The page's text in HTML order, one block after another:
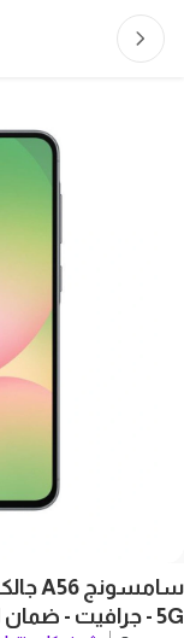
5G - جرافيت - ضمان 1 سنة